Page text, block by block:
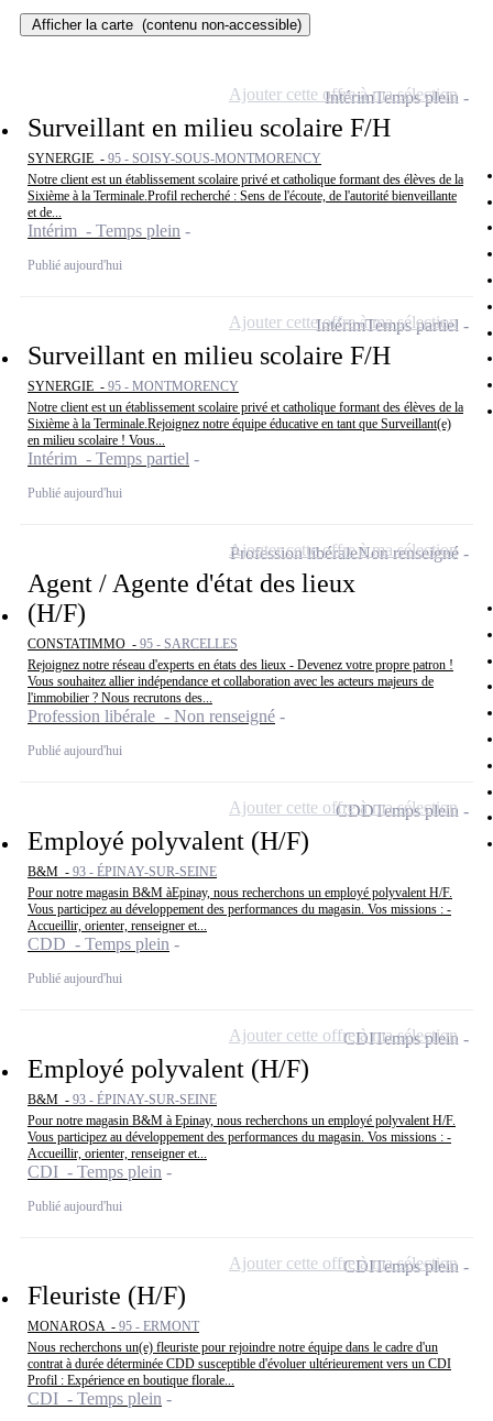
Afficher la carte (contenu non-accessible)
Surveillant en milieu scolaire F/H
SYNERGIE - 95 - SOISY-SOUS-MONTMORENCY
Notre client est un établissement scolaire privé et catholique formant des élèves de la
Sixième à la Terminale.Profil recherché : Sens de l'écoute, de l'autorité bienveillante
et de...
Intérim - Temps plein
Publié aujourd'hui
IntérimTemps plein
Ajouter cette offre à ma sélection
Surveillant en milieu scolaire F/H
SYNERGIE - 95 - MONTMORENCY
Notre client est un établissement scolaire privé et catholique formant des élèves de la
Sixième à la Terminale.Rejoignez notre équipe éducative en tant que Surveillant(e)
en milieu scolaire ! Vous...
Intérim - Temps partiel
Publié aujourd'hui
IntérimTemps partiel
Ajouter cette offre à ma sélection
Agent / Agente d'état des lieux
(H/F)
CONSTATIMMO - 95 - SARCELLES
Rejoignez notre réseau d'experts en états des lieux - Devenez votre propre patron !
Vous souhaitez allier indépendance et collaboration avec les acteurs majeurs de
l'immobilier ? Nous recrutons des...
Profession libérale - Non renseigné
Publié aujourd'hui
Profession libéraleNon renseigné
Ajouter cette offre à ma sélection
Employé polyvalent (H/F)
B&M - 93 - ÉPINAY-SUR-SEINE
Pour notre magasin B&M àEpinay, nous recherchons un employé polyvalent H/F.
Vous participez au développement des performances du magasin. Vos missions : -
Accueillir, orienter, renseigner et...
CDD - Temps plein
Publié aujourd'hui
CDDTemps plein
Ajouter cette offre à ma sélection
Employé polyvalent (H/F)
B&M - 93 - ÉPINAY-SUR-SEINE
Pour notre magasin B&M à Epinay, nous recherchons un employé polyvalent H/F.
Vous participez au développement des performances du magasin. Vos missions : -
Accueillir, orienter, renseigner et...
CDI - Temps plein
Publié aujourd'hui
CDITemps plein
Ajouter cette offre à ma sélection
Fleuriste (H/F)
MONAROSA - 95 - ERMONT
Nous recherchons un(e) fleuriste pour rejoindre notre équipe dans le cadre d'un
contrat à durée déterminée CDD susceptible d'évoluer ultérieurement vers un CDI
Profil : Expérience en boutique florale...
CDI - Temps plein
CDITemps plein
Ajouter cette offre à ma sélection